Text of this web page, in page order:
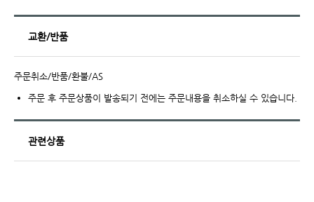
교환/반품
주문취소/반품/환불/AS
주문 후 주문상품이 발송되기 전에는 주문내용을 취소하실 수 있습니다.
관련상품